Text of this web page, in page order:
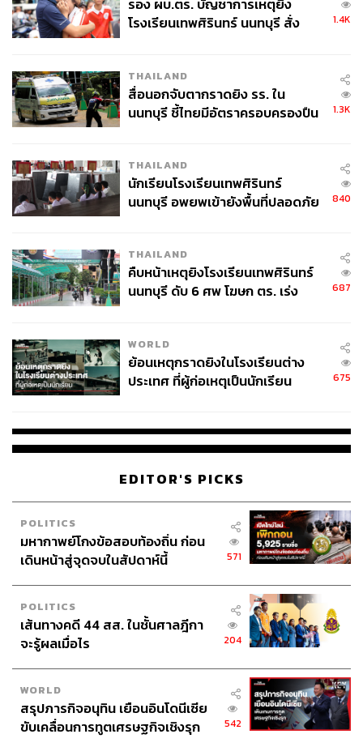
รอง ผบ.ตร. บัญชาการเหตุยิง
โรงเรียนเทพศิรินทร์ นนทบุรี สั่ง
1.4K
THAILAND
สื่อนอกจับตากราดยิง รร. ใน
นนทบุรี ชี้ไทยมีอัตราครอบครองปืน
1.3K
THAILAND
นักเรียนโรงเรียนเทพศิรินทร์
นนทบุรี อพยพเข้ายังพื้นที่ปลอดภัย
840
THAILAND
คืบหน้าเหตุยิงโรงเรียนเทพศิรินทร์
นนทบุรี ดับ 6 ศพ โฆษก ตร. เร่ง
687
WORLD
ย้อนเหตุกราดยิงในโรงเรียนต่าง
ประเทศ ที่ผู้ก่อเหตุเป็นนักเรียน
675
EDITOR'S PICKS
POLITICS
มหากาพย์โกงข้อสอบท้องถิ่น ก่อน
เดินหน้าสู่จุดจบในสัปดาห์นี้
571
POLITICS
เส้นทางคดี 44 สส. ในชั้นศาลฎีกา
จะรู้ผลเมื่อไร
204
WORLD
สรุปภารกิจอนุทิน เยือนอินโดนีเซีย
ขับเคลื่อนการทูตเศรษฐกิจเชิงรุก
542